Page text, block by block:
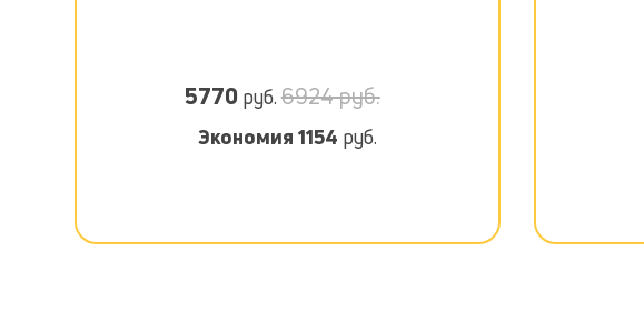
5770 руб. 6924 руб.
Экономия 1154 руб.